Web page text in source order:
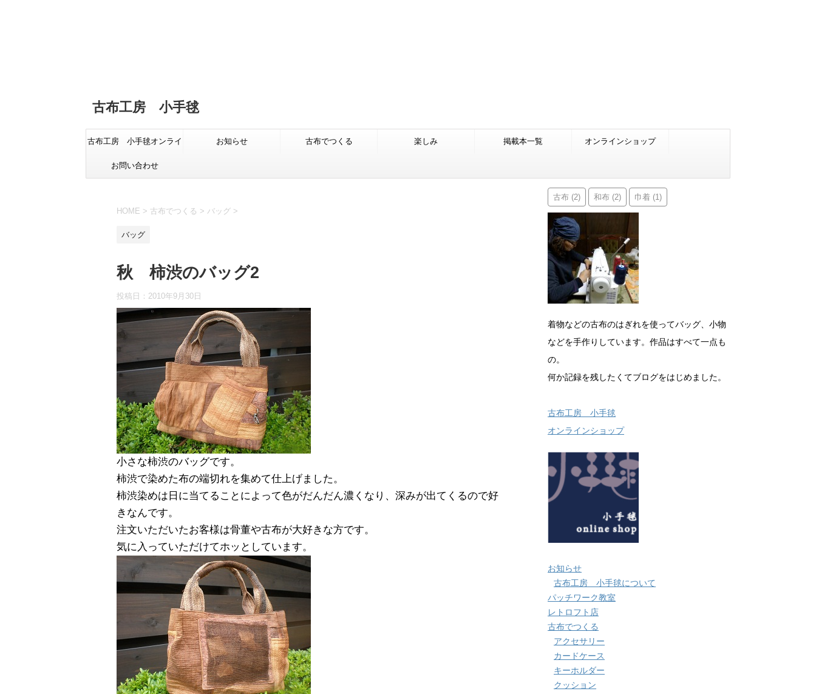
古布工房 小手毬
古布工房 小手毬オンライ
ンショップ
お知らせ 古布でつくる 楽しみ 掲載本一覧 オンラインショップ
お問い合わせ
HOME > 古布でつくる > バッグ >
バッグ
秋 柿渋のバッグ2
投稿日： 2010年9月30日
小さな柿渋のバッグです。
柿渋で染めた布の端切れを集めて仕上げました。
柿渋染めは日に当てることによって色がだんだん濃くなり、深みが出てくるので好
きなんです。
注文いただいたお客様は骨董や古布が大好きな方です。
気に入っていただけてホッとしています。
古布 (2) 和布 (2) 巾着 (1)
着物などの古布のはぎれを使ってバッグ、小物
などを手作りしています。作品はすべて一点も
の。
何か記録を残したくてブログをはじめました。
古布工房 小手毬
オンラインショップ
お知らせ
古布工房 小手毬について
パッチワーク教室
レトロフト店
古布でつくる
アクセサリー
カードケース
キーホルダー
クッション